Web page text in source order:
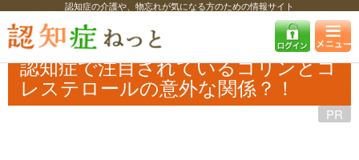
認知症の介護や、物忘れが気になる方のための情報サイト
認知症ねっと 特集・コラム・インタビュー タイアップ
認知症で注目
されているコリンとコレステロールの意外な関係？！
認知症で注目されているコリンとコ
レステロールの意外な関係？！
PR